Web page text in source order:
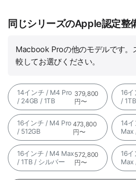
同じシリーズのApple認定整
Macbook Proの他のモデルです。
較してお選びください。
14インチ / M4 Pro
/ 24GB / 1TB
379,800
円〜
16
/ 1TB
16インチ / M4 Pro
/ 512GB
473,800
円〜
14
Max
16インチ / M4 Max
/ 1TB / シルバー
572,800
円〜
16
Max